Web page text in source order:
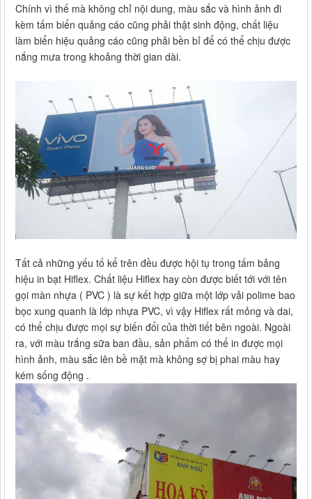
Chính vì thế mà không chỉ nội dung, màu sắc và hình ảnh đi
kèm tấm biển quảng cáo cũng phải thật sinh động, chất liệu
làm biển hiệu quảng cáo cũng phải bền bỉ để có thể chịu được
nắng mưa trong khoảng thời gian dài.
Tất cả những yếu tố kể trên đều được hội tụ trong tấm bảng
hiệu in bạt Hiflex. Chất liệu Hiflex hay còn được biết tới với tên
gọi màn nhựa ( PVC ) là sự kết hợp giữa một lớp vải polime bao
bọc xung quanh là lớp nhựa PVC, vì vậy Hiflex rất mỏng và dai,
có thể chịu được mọi sự biến đổi của thời tiết bên ngoài. Ngoài
ra, với màu trắng sữa ban đầu, sản phẩm có thể in được mọi
hình ảnh, màu sắc lên bề mặt mà không sợ bị phai màu hay
kém sống động .